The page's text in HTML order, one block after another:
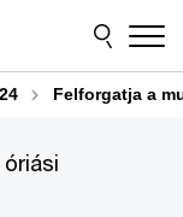
Felforgatja a